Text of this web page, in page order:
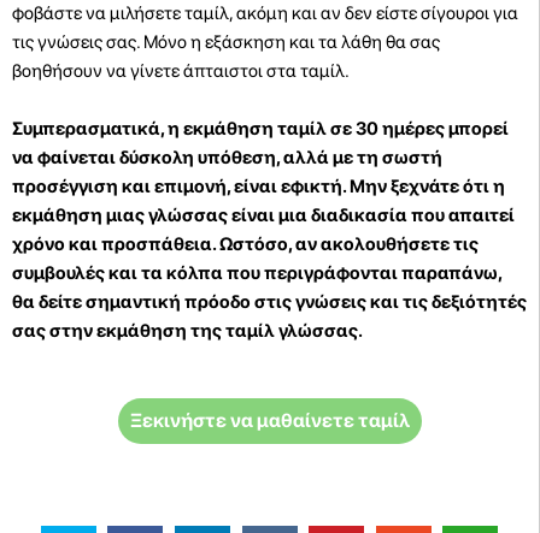
φοβάστε να μιλήσετε ταμίλ, ακόμη και αν δεν είστε σίγουροι για
τις γνώσεις σας. Μόνο η εξάσκηση και τα λάθη θα σας
βοηθήσουν να γίνετε άπταιστοι στα ταμίλ.
Συμπερασματικά, η εκμάθηση ταμίλ σε 30 ημέρες μπορεί
να φαίνεται δύσκολη υπόθεση, αλλά με τη σωστή
προσέγγιση και επιμονή, είναι εφικτή. Μην ξεχνάτε ότι η
εκμάθηση μιας γλώσσας είναι μια διαδικασία που απαιτεί
χρόνο και προσπάθεια. Ωστόσο, αν ακολουθήσετε τις
συμβουλές και τα κόλπα που περιγράφονται παραπάνω,
θα δείτε σημαντική πρόοδο στις γνώσεις και τις δεξιότητές
σας στην εκμάθηση της ταμίλ γλώσσας.
Ξεκινήστε να μαθαίνετε ταμίλ